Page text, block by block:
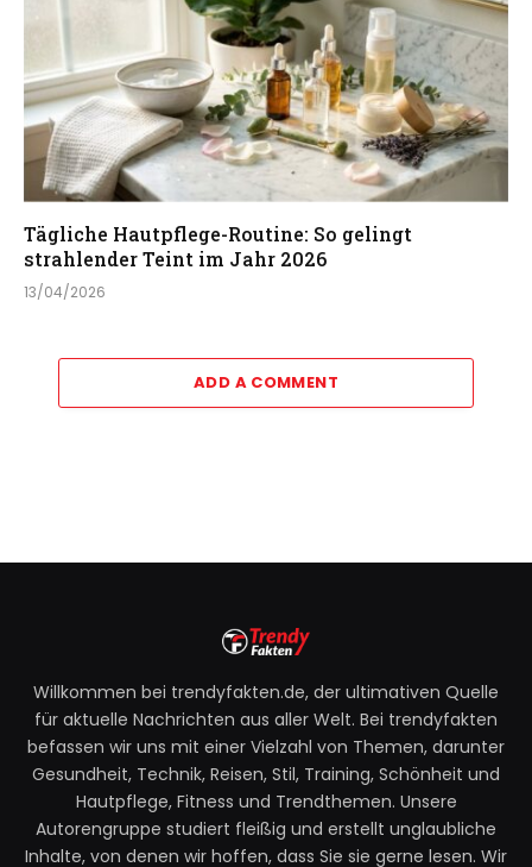
Tägliche Hautpflege-Routine: So gelingt
strahlender Teint im Jahr 2026
13/04/2026
ADD A COMMENT
Willkommen bei trendyfakten.de, der ultimativen Quelle
für aktuelle Nachrichten aus aller Welt. Bei trendyfakten
befassen wir uns mit einer Vielzahl von Themen, darunter
Gesundheit, Technik, Reisen, Stil, Training, Schönheit und
Hautpflege, Fitness und Trendthemen. Unsere
Autorengruppe studiert fleißig und erstellt unglaubliche
Inhalte, von denen wir hoffen, dass Sie sie gerne lesen. Wir